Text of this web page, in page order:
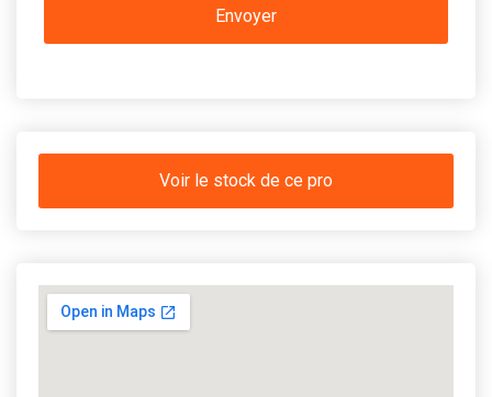
Voir le stock de ce pro